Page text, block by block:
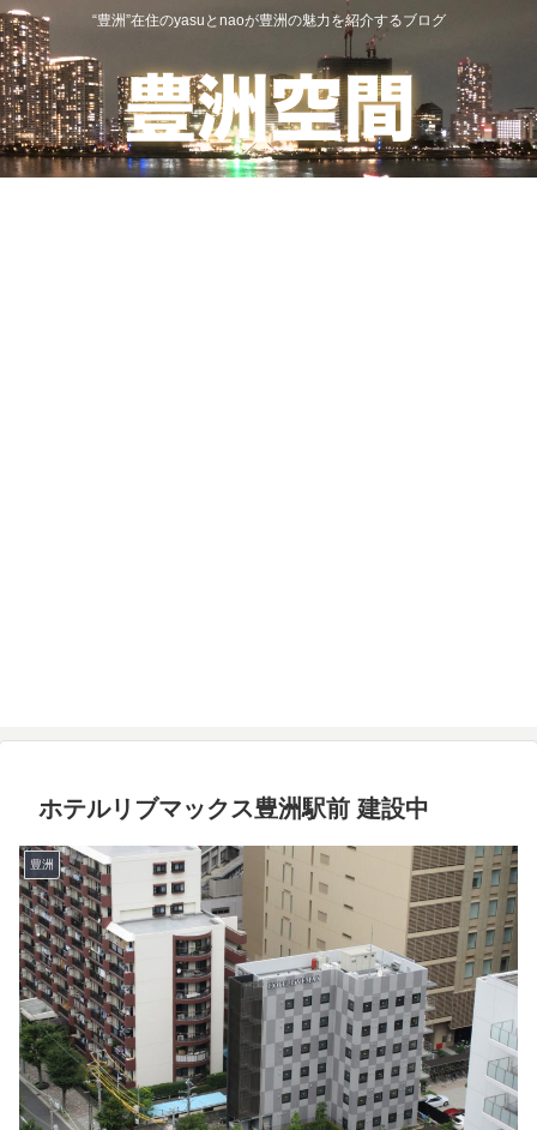
“豊洲”在住のyasuとnaoが豊洲の魅力を紹介するブログ
ホテルリブマックス豊洲駅前 建設中
豊洲